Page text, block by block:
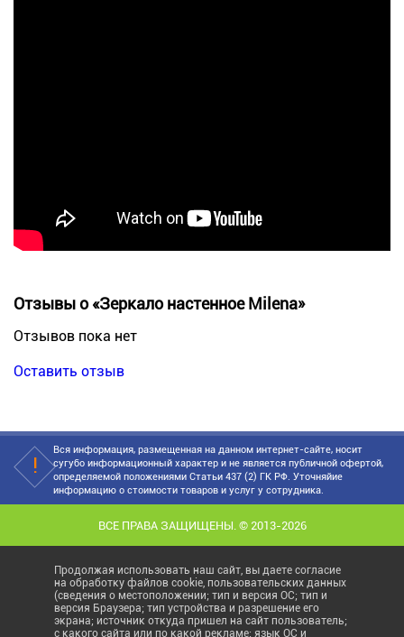
Отзывы о «Зеркало настенное Milena»
Отзывов пока нет
Оставить отзыв
Вся информация, размещенная на данном интернет-сайте, носит
сугубо информационный характер и не является публичной офертой,
определяемой положениями Статьи 437 (2) ГК РФ. Уточняйие
информацию о стоимости товаров и услуг у сотрудника.
ВСЕ ПРАВА ЗАЩИЩЕНЫ. © 2013-2026
Продолжая использовать наш сайт, вы даете согласие
на обработку файлов cookie, пользовательских данных
(сведения о местоположении; тип и версия ОС; тип и
версия Браузера; тип устройства и разрешение его
экрана; источник откуда пришел на сайт пользователь;
с какого сайта или по какой рекламе; язык ОС и